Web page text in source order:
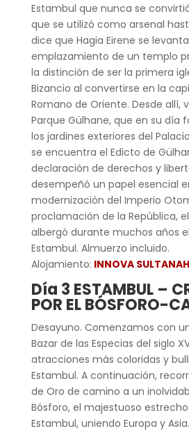
Estambul que nunca se
que se utilizó como arsenal
dice que Hagia Eirene se
emplazamiento de un templo
la distinción de ser la primera
Bizancio al convertirse en la
Romano de Oriente. Desde allí,
Parque Gülhane, que en su día
los jardines exteriores del
se encuentra el Edicto de
declaración de derechos y
desempeñó un papel esencial
modernización del Imperio
proclamación de la República,
albergó durante muchos años
Estambul. Almuerzo incluido.
Alojamiento: INNOVA
Día 3 ESTAMBUL –
POR EL BÓSFORO-
Desayuno. Comenzamos con
Bazar de las Especias del siglo
atracciones más coloridas y
Estambul. A continuación,
de Oro de camino a un
Bósforo, el majestuoso
Estambul, uniendo Europa y